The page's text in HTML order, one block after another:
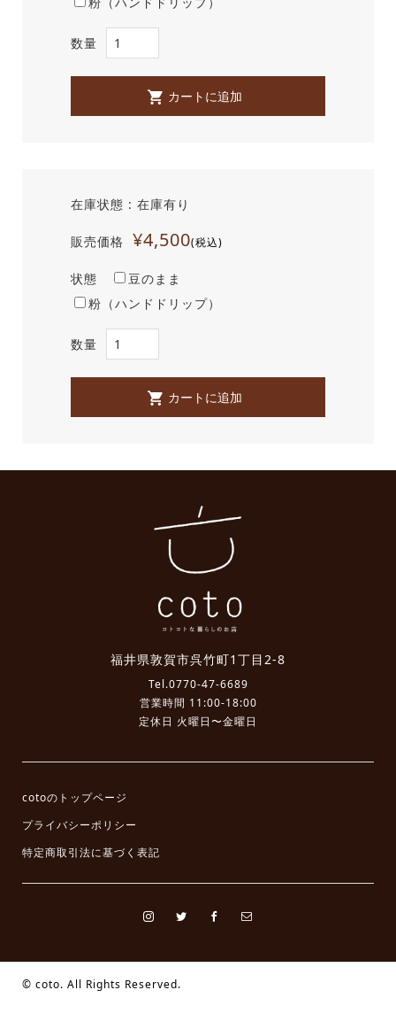
数量
在庫状態 : 在庫有り
販売価格 ¥4,500(税込)
状態
豆のまま
粉（ハンドドリップ）
数量
福井県敦賀市呉竹町1丁目2-8
Tel.0770-47-6689
営業時間 11:00-18:00
定休日 火曜日〜金曜日
cotoのトップページ
プライバシーポリシー
特定商取引法に基づく表記
© coto. All Rights Reserved.